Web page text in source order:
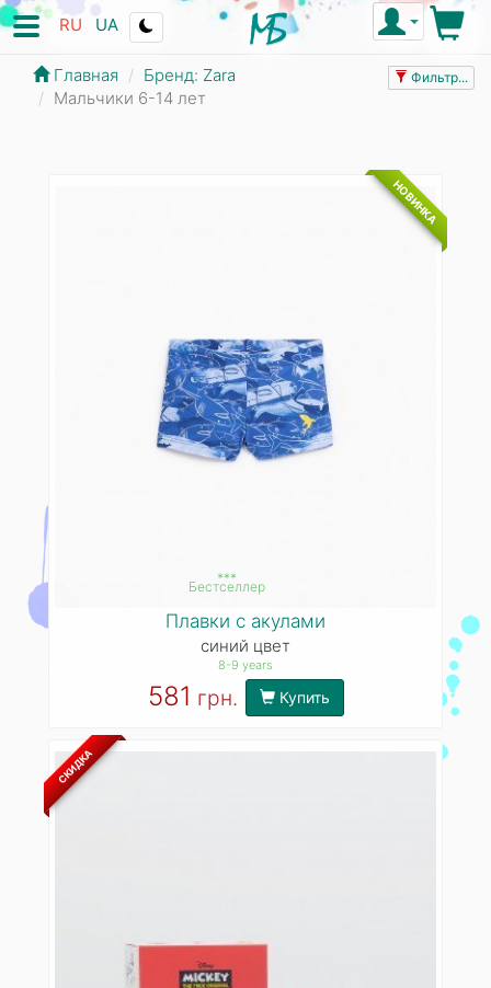
RU UA
Фильтр...
Главная
Бренд: Zara
Мальчики 6-14 лет
НОВИНКА
***
Бестселлер
Плавки с акулами
синий цвет
8-9 years
581 грн. Купить
СКИДКА